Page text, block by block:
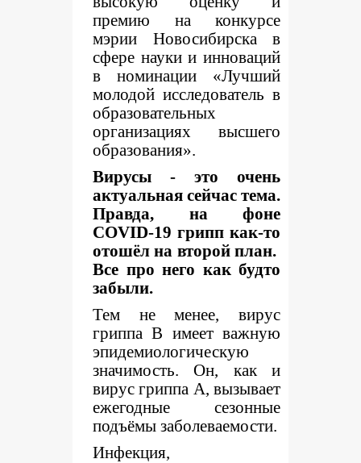
премию на конкурсе
мэрии Новосибирска в
сфере науки и инноваций
в номинации «Лучший
молодой исследователь в
образовательных
организациях высшего
образования».
Вирусы - это очень
актуальная сейчас тема.
Правда, на фоне
COVID-19 грипп как-то
отошёл на второй план.
Все про него как будто
забыли.
Тем не менее, вирус
гриппа В имеет важную
эпидемиологическую
значимость. Он, как и
вирус гриппа А, вызывает
ежегодные сезонные
подъёмы заболеваемости.
Инфекция,